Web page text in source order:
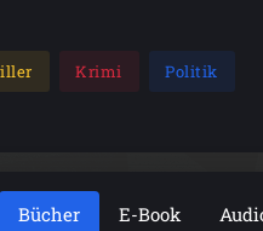
Krimi Politik
Bücher E-Book